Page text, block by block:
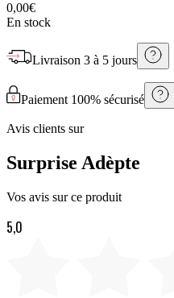
0,00€
En stock
Livraison 3 à 5 jours
Paiement 100% sécurisé
Avis clients sur
Surprise Adèpte
Vos avis sur ce produit
5,0